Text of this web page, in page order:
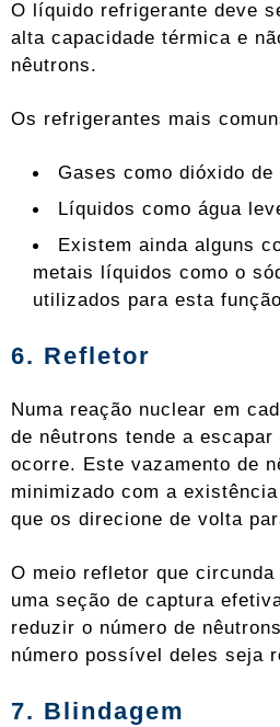
O líquido refrigerante deve
alta capacidade térmica e
nêutrons.
Os refrigerantes mais
Gases como dióxido
Líquidos como água
Existem ainda alguns
metais líquidos como o
utilizados para esta
6. Refletor
Numa reação nuclear em
de nêutrons tende a escapar
ocorre. Este vazamento de
minimizado com a
que os direcione de volta
O meio refletor que
uma seção de captura
reduzir o número de
número possível deles seja
7. Blindagem